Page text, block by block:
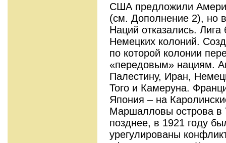
США предложили
(см. Дополнение 2), но
Наций отказались.
Немецких колоний.
по которой колонии
«передовым» нациям.
Палестину, Иран,
Того и Камеруна.
Япония – на
Маршалловы острова в
позднее, в 1921 году
урегулированы